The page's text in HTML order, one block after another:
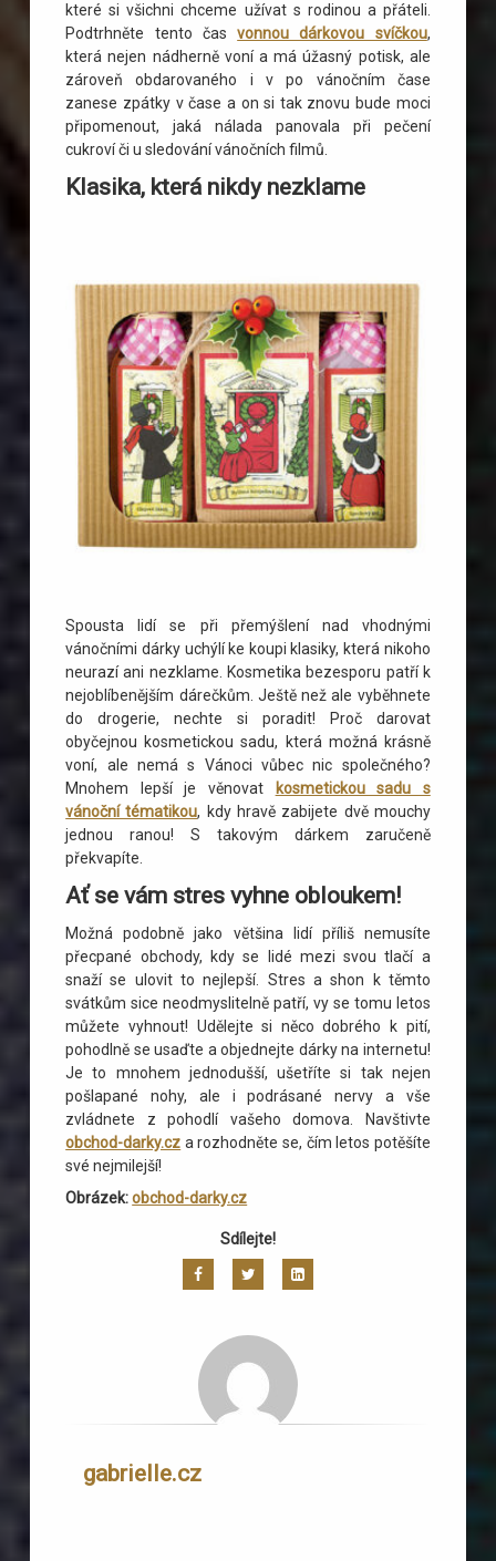
které si všichni chceme užívat s rodinou a přáteli.
Podtrhněte tento časvonnou dárkovou svíčkou,
která nejen nádherně voní a má úžasný potisk, ale
zároveň obdarovaného i v po vánočním čase
zanese zpátky v čase a on si tak znovu bude moci
připomenout, jaká nálada panovala při pečení
cukroví či u sledování vánočních filmů.
Klasika, která nikdy nezklame
Spousta lidí se při přemýšlení nad vhodnými
vánočními dárky uchýlí ke koupi klasiky, která nikoho
neurazí ani nezklame. Kosmetika bezesporu patří k
nejoblíbenějším dárečkům. Ještě než ale vyběhnete
do drogerie, nechte si poradit! Proč darovat
obyčejnou kosmetickou sadu, která možná krásně
voní, ale nemá s Vánoci vůbec nic společného?
Mnohem lepší je věnovat
kosmetickou sadu s
vánoční tématikou, kdy hravě zabijete dvě mouchy
jednou ranou! S takovým dárkem zaručeně
překvapíte.
Ať se vám stres vyhne obloukem!
Možná podobně jako většina lidí příliš nemusíte
přecpané obchody, kdy se lidé mezi svou tlačí a
snaží se ulovit to nejlepší. Stres a shon k těmto
svátkům sice neodmyslitelně patří, vy se tomu letos
můžete vyhnout! Udělejte si něco dobrého k pití,
pohodlně se usaďte a objednejte dárky na internetu!
Je to mnohem jednodušší, ušetříte si tak nejen
pošlapané nohy, ale i podrásané nervy a vše
zvládnete z pohodlí vašeho domova. Navštivte
obchod-darky.cz a rozhodněte se, čím letos potěšíte
své nejmilejší!
Obrázek:obchod-darky.cz
Sdílejte!
FacebookTwitterLinkedIn
gabrielle.cz